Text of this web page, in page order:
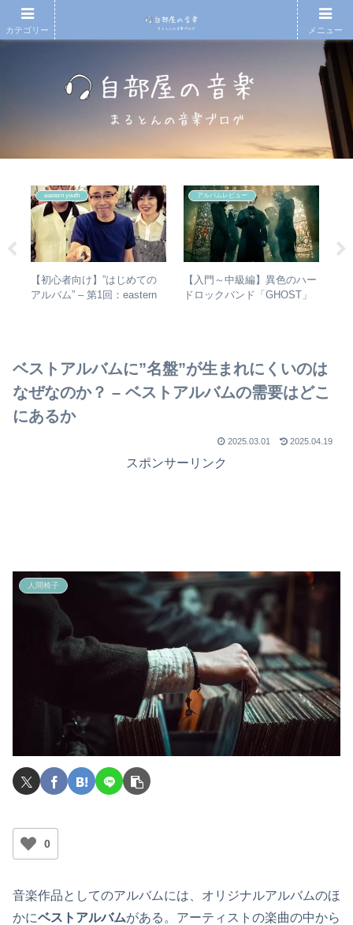
eastern youth
【初心者向け】”はじめての
アルバム” – 第1回：eastern
アルバムレビュー
【入門～中級編】異色のハー
ドロックバンド「GHOST」
ベストアルバムに”名盤”が生まれにくいのは
なぜなのか？ – ベストアルバムの需要はどこ
にあるか
2025.03.01 2025.04.19
スポンサーリンク
人間椅子
0
音楽作品としてのアルバムには、オリジナルアルバムのほ
かにベストアルバムがある。アーティストの楽曲の中から
カテゴリー メニュー